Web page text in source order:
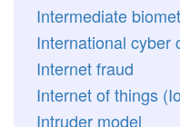
Intermediate
International cyber
Internet fraud
Internet of things
Intruder model